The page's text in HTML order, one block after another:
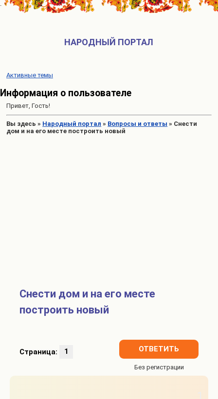
НАРОДНЫЙ ПОРТАЛ
Активные темы
Информация о пользователе
Привет, Гость!
Вы здесь » Народный портал » Вопросы и ответы » Снести
дом и на его месте построить новый
Снести дом и на его месте
построить новый
Страница: 1 ОТВЕТИТЬ